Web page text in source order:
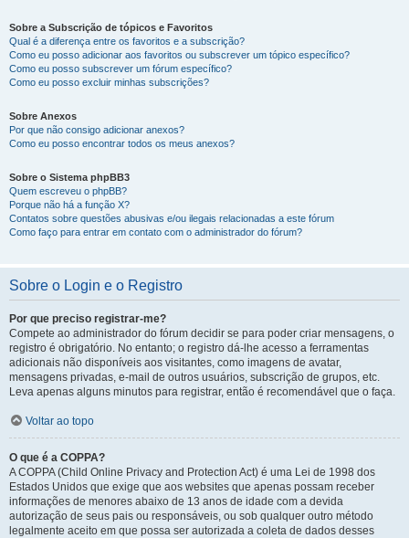
Sobre a Subscrição de tópicos e Favoritos
Qual é a diferença entre os favoritos e a subscrição?
Como eu posso adicionar aos favoritos ou subscrever um tópico específico?
Como eu posso subscrever um fórum específico?
Como eu posso excluir minhas subscrições?
Sobre Anexos
Por que não consigo adicionar anexos?
Como eu posso encontrar todos os meus anexos?
Sobre o Sistema phpBB3
Quem escreveu o phpBB?
Porque não há a função X?
Contatos sobre questões abusivas e/ou ilegais relacionadas a este fórum
Como faço para entrar em contato com o administrador do fórum?
Sobre o Login e o Registro
Por que preciso registrar-me?
Compete ao administrador do fórum decidir se para poder criar mensagens, o
registro é obrigatório. No entanto; o registro dá-lhe acesso a ferramentas
adicionais não disponíveis aos visitantes, como imagens de avatar,
mensagens privadas, e-mail de outros usuários, subscrição de grupos, etc.
Leva apenas alguns minutos para registrar, então é recomendável que o faça.
Voltar ao topo
O que é a COPPA?
A COPPA (Child Online Privacy and Protection Act) é uma Lei de 1998 dos
Estados Unidos que exige que aos websites que apenas possam receber
informações de menores abaixo de 13 anos de idade com a devida
autorização de seus pais ou responsáveis, ou sob qualquer outro método
legalmente aceito em que possa ser autorizada a coleta de dados desses